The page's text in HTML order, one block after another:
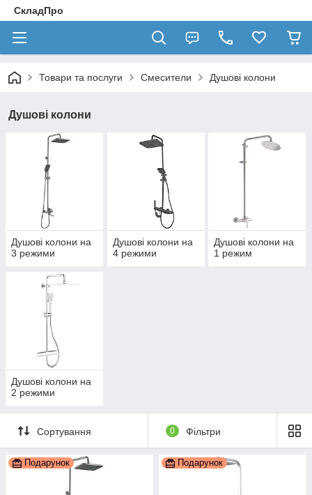
СкладПро
Товари та послуги Смесители Душові колони
Душові колони
Душові колони на
3 режими
Душові колони на
4 режими
Душові колони на
1 режим
Душові колони на
2 режими
Сортування 0 Фільтри
Подарунок Подарунок